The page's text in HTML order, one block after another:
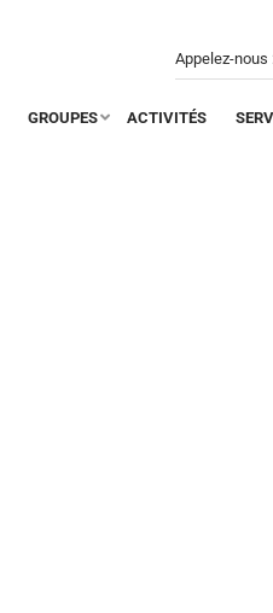
Appelez-nous
GROUPES ACTIVITÉS